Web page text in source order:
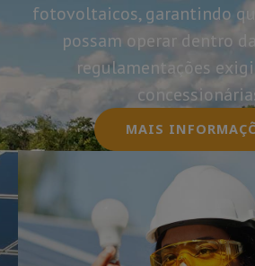
fotovoltaicos, garantindo
possam operar dentro
regulamentações
MAIS